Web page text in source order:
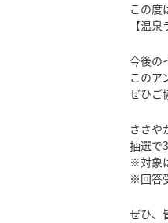
この度
【温
今後の
このア
ぜひご
ささや
抽選で
※対象
※回答
ぜひ、